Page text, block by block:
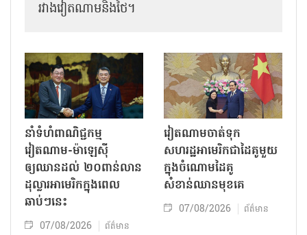
រវាងវៀតណាមនិងថៃ។
នាំទំហំពាណិជ្ជកម្ម
វៀតណាម-ម៉ាឡេស៊ី
ឲ្យឈានដល់ ២០ពាន់លាន
ដុល្លារអាមេរិកក្នុងពេល
ឆាប់ៗនេះ
07/08/2026 ព័ត៌មាន
វៀតណាមចាត់ទុក
សហរដ្ឋអាមេរិកជាដៃគូមួយ
ក្នុងចំណោមដៃគូ
សំខាន់ឈានមុខគេ
07/08/2026 ព័ត៌មាន